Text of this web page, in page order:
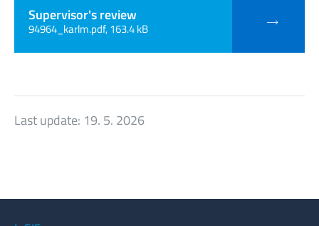
Supervisor's review
94964_karlm.pdf, 163.4 kB
Last update: 19. 5. 2026